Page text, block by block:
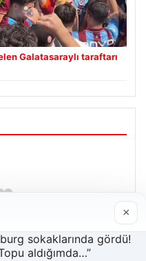
Galatasaraylı taraftarı
×